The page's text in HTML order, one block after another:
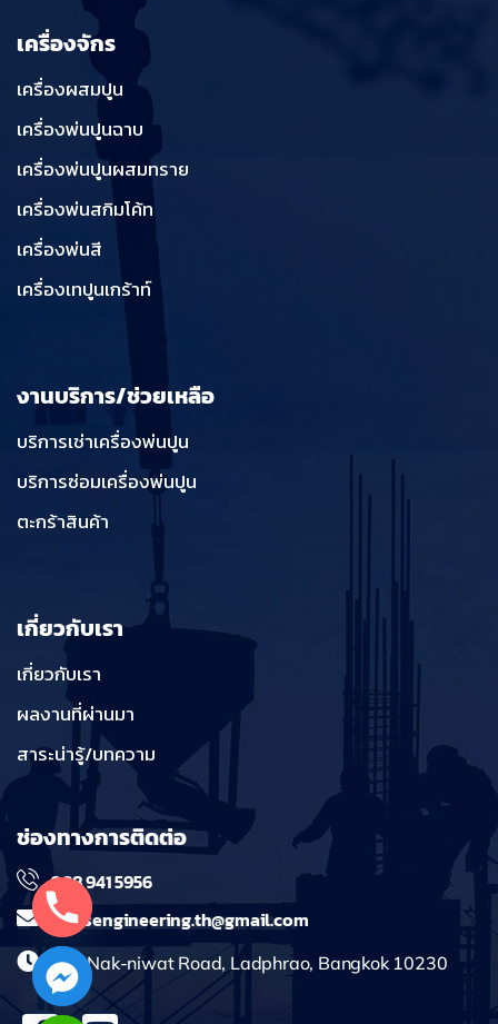
เครื่องจักร
เครื่องผสมปูน
เครื่องพ่นปูนฉาบ
เครื่องพ่นปูนผสมทราย
เครื่องพ่นสกิมโค้ท
เครื่องพ่นสี
เครื่องเทปูนเกร้าท์
งานบริการ/ช่วยเหลือ
บริการเช่าเครื่องพ่นปูน
บริการซ่อมเครื่องพ่นปูน
ตะกร้าสินค้า
เกี่ยวกับเรา
เกี่ยวกับเรา
ผลงานที่ผ่านมา
สาระน่ารู้/บทความ
ช่องทางการติดต่อ
098 941 5956
massengineering.th@gmail.com
241 Nak-niwat Road, Ladphrao, Bangkok 10230